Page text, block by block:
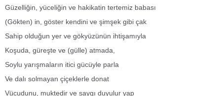
Güzelliğin, yüceliğin ve hakikatin tertemiz babası
(Gökten) in, göster kendini ve şimşek gibi çak
Sahip olduğun yer ve gökyüzünün ihtişamıyla
Koşuda, güreşte ve (gülle) atmada,
Soylu yarışmaların itici gücüyle parla
Ve dalı solmayan çiçeklerle donat
Vücudunu, muktedir ve saygı duyulur yap